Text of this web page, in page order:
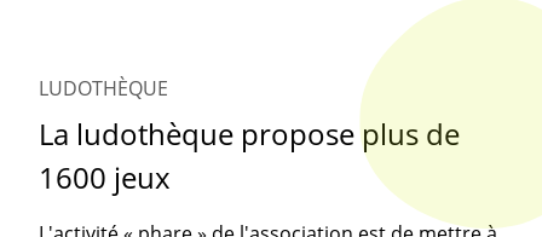
LUDOTHÈQUE
La ludothèque propose plus de
1600 jeux